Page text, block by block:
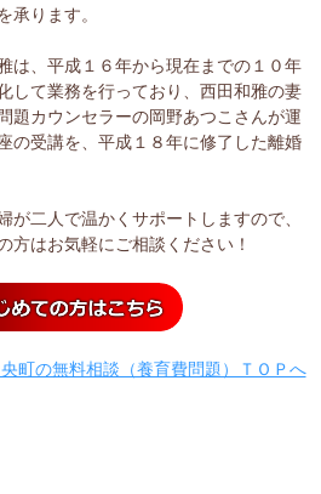
承ります。
は、平成１６年から現在までの１０年
して業務を行っており、西田和雅の妻
題カウンセラーの岡野あつこさんが運
の受講を、平成１８年に修了した離婚
が二人で温かくサポートしますので、
方はお気軽にご相談ください！
町の無料相談（養育費問題）ＴＯＰへ